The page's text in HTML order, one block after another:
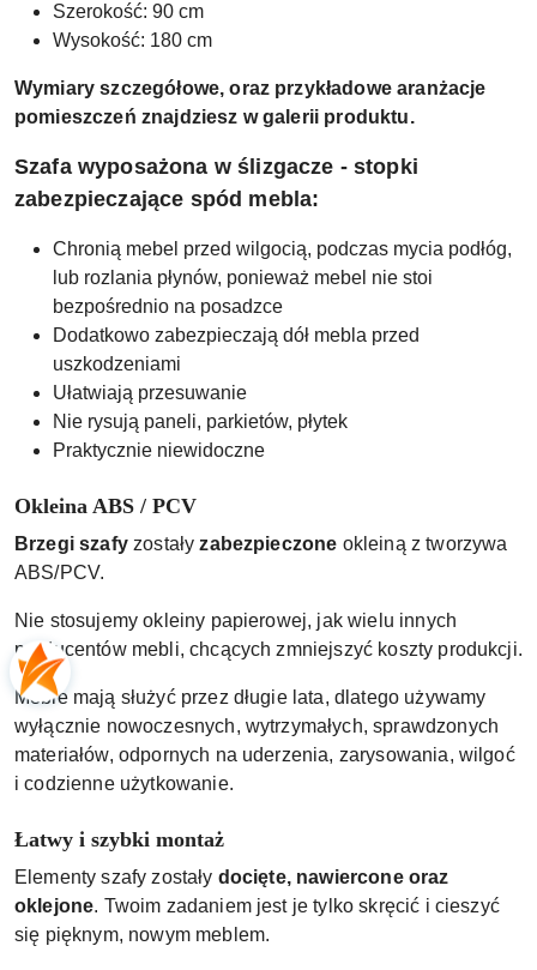
Szerokość: 90 cm
Wysokość: 180 cm
Wymiary szczegółowe, oraz przykładowe aranżacje
pomieszczeń znajdziesz w galerii produktu.
Szafa wyposażona w ślizgacze - stopki
zabezpieczające spód mebla:
Chronią mebel przed wilgocią, podczas mycia podłóg,
lub rozlania płynów, ponieważ mebel nie stoi
bezpośrednio na posadzce
Dodatkowo zabezpieczają dół mebla przed
uszkodzeniami
Ułatwiają przesuwanie
Nie rysują paneli, parkietów, płytek
Praktycznie niewidoczne
Okleina ABS / PCV
Brzegi szafyzostałyzabezpieczone okleiną z tworzywa
ABS/PCV.
Nie stosujemy okleiny papierowej, jak wielu innych
producentów mebli, chcących zmniejszyć koszty produkcji.
Meble mają służyć przez długie lata, dlatego używamy
wyłącznie nowoczesnych, wytrzymałych, sprawdzonych
materiałów, odpornych na uderzenia, zarysowania, wilgoć
i codzienne użytkowanie.
Łatwy i szybki montaż
Elementy szafy zostały docięte, nawiercone oraz
oklejone. Twoim zadaniem jest je tylko skręcić i cieszyć
się pięknym, nowym meblem.